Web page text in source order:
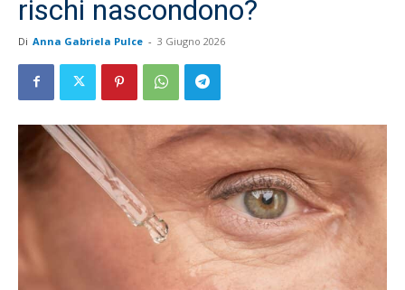
rischi nascondono?
Di Anna Gabriela Pulce - 3 Giugno 2026